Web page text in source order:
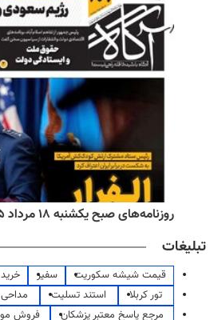
روزنامه‌های صبح یکشنبه ۱۸ مرداد ۱۴۰۵
تبلیغات
قیمت شیشه سکوریت سفیر
تور کربلا
استند تسلیت
مرجع پاسخ معتبر پزشکان
فروش